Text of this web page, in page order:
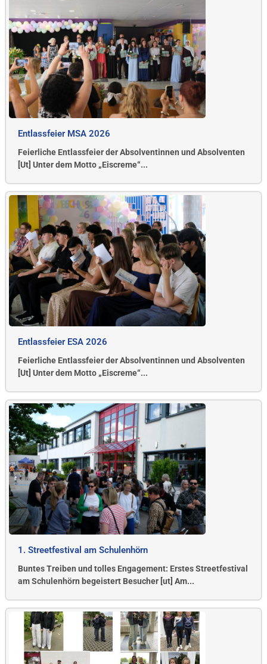
Entlassfeier MSA 2026
Feierliche Entlassfeier der Absolventinnen und Absolventen
[Ut] Unter dem Motto „Eiscreme“...
Entlassfeier ESA 2026
Feierliche Entlassfeier der Absolventinnen und Absolventen
[Ut] Unter dem Motto „Eiscreme“...
1. Streetfestival am Schulenhörn
Buntes Treiben und tolles Engagement: Erstes Streetfestival
am Schulenhörn begeistert Besucher [ut] Am...